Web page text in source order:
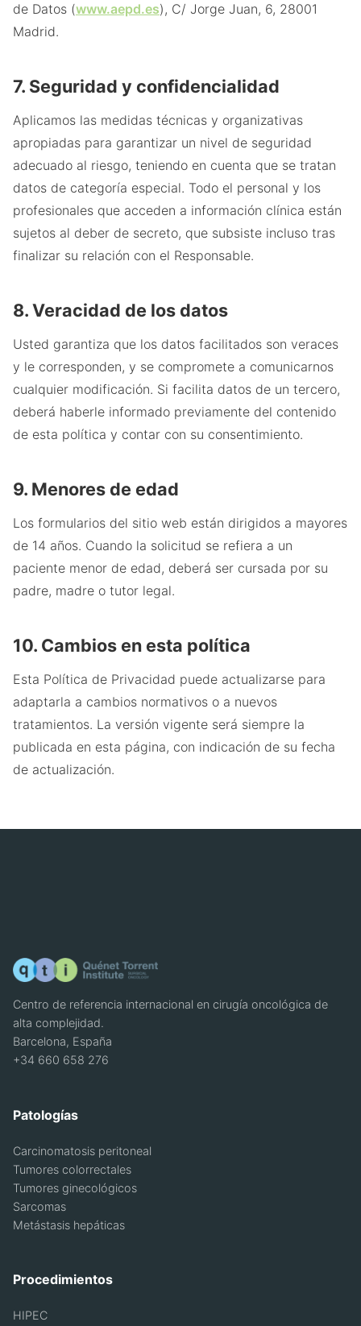
de Datos (www.aepd.es), C/ Jorge Juan, 6, 28001
Madrid.
7. Seguridad y confidencialidad
Aplicamos las medidas técnicas y organizativas
apropiadas para garantizar un nivel de seguridad
adecuado al riesgo, teniendo en cuenta que se tratan
datos de categoría especial. Todo el personal y los
profesionales que acceden a información clínica están
sujetos al deber de secreto, que subsiste incluso tras
finalizar su relación con el Responsable.
8. Veracidad de los datos
Usted garantiza que los datos facilitados son veraces
y le corresponden, y se compromete a comunicarnos
cualquier modificación. Si facilita datos de un tercero,
deberá haberle informado previamente del contenido
de esta política y contar con su consentimiento.
9. Menores de edad
Los formularios del sitio web están dirigidos a mayores
de 14 años. Cuando la solicitud se refiera a un
paciente menor de edad, deberá ser cursada por su
padre, madre o tutor legal.
10. Cambios en esta política
Esta Política de Privacidad puede actualizarse para
adaptarla a cambios normativos o a nuevos
tratamientos. La versión vigente será siempre la
publicada en esta página, con indicación de su fecha
de actualización.
Centro de referencia internacional en cirugía oncológica de
alta complejidad.
Barcelona, España
+34 660 658 276
Patologías
Carcinomatosis peritoneal
Tumores colorrectales
Tumores ginecológicos
Sarcomas
Metástasis hepáticas
Procedimientos
HIPEC